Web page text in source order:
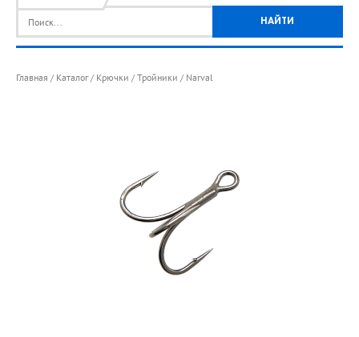
Главная / Каталог / Крючки / Тройники / Narval